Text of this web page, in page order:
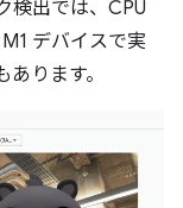
検出では、CPU
デバイスで実
ります。